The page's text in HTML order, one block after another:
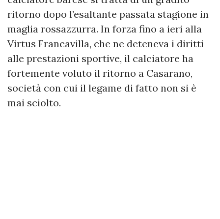
ritorno dopo l’esaltante passata stagione in
maglia rossazzurra. In forza fino a ieri alla
Virtus Francavilla, che ne deteneva i diritti
alle prestazioni sportive, il calciatore ha
fortemente voluto il ritorno a Casarano,
società con cui il legame di fatto non si è
mai sciolto.